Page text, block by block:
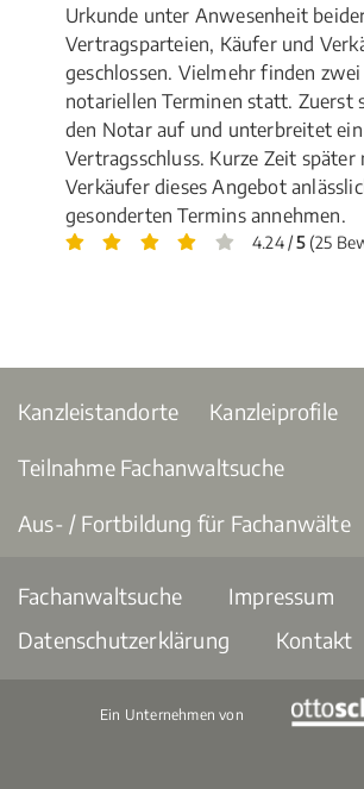
Urkunde unter Anwesenheit
Vertragsparteien, Käufer und
geschlossen. Vielmehr finden
notariellen Terminen statt. Zuerst
den Notar auf und unterbreitet
Vertragsschluss. Kurze Zeit
Verkäufer dieses Angebot
gesonderten Termins annehmen.
4.24 /5(25
Kanzleistandorte Kanzleiprofile
Teilnahme Fachanwaltsuche
Aus- / Fortbildung für Fachanwälte
Fachanwaltsuche
Impressum
Datenschutzerklärung
Kontakt
Ein Unternehmen von